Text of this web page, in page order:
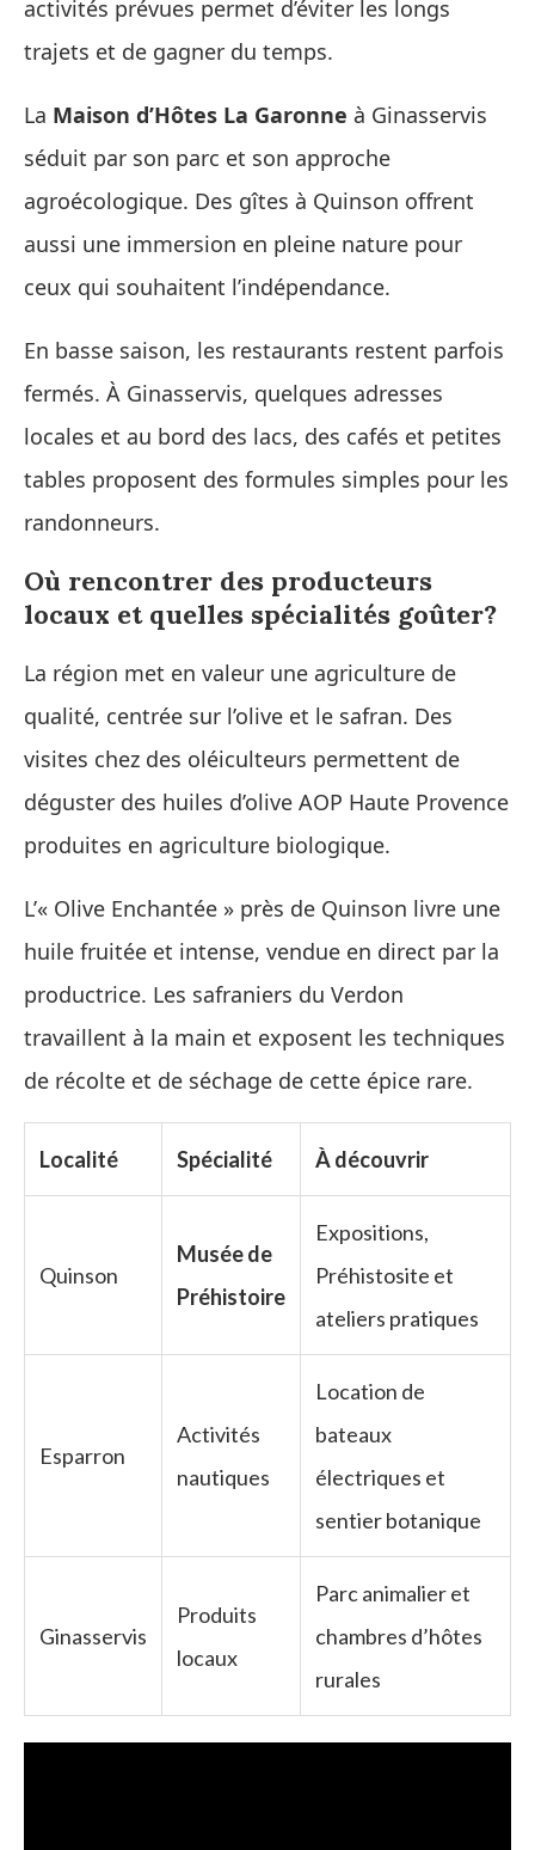
activités prévues permet d’éviter les longs
trajets et de gagner du temps.
La Maison d’Hôtes La Garonne à Ginasservis
séduit par son parc et son approche
agroécologique. Des gîtes à Quinson offrent
aussi une immersion en pleine nature pour
ceux qui souhaitent l’indépendance.
En basse saison, les restaurants restent parfois
fermés. À Ginasservis, quelques adresses
locales et au bord des lacs, des cafés et petites
tables proposent des formules simples pour les
randonneurs.
Où rencontrer des producteurs
locaux et quelles spécialités goûter?
La région met en valeur une agriculture de
qualité, centrée sur l’olive et le safran. Des
visites chez des oléiculteurs permettent de
déguster des huiles d’olive AOP Haute Provence
produites en agriculture biologique.
L’« Olive Enchantée » près de Quinson livre une
huile fruitée et intense, vendue en direct par la
productrice. Les safraniers du Verdon
travaillent à la main et exposent les techniques
de récolte et de séchage de cette épice rare.
Localité Spécialité À découvrir
Quinson
Musée de
Préhistoire
Expositions,
Préhistosite et
ateliers pratiques
Esparron
Activités
nautiques
Location de
bateaux
électriques et
sentier botanique
Ginasservis
Produits
locaux
Parc animalier et
chambres d’hôtes
rurales